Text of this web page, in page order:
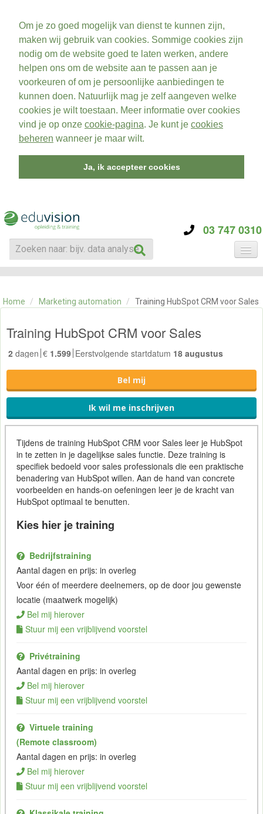
Om je zo goed mogelijk van dienst te kunnen zijn,
maken wij gebruik van cookies. Sommige cookies zijn
nodig om de website goed te laten werken, andere
helpen ons om de website aan te passen aan je
voorkeuren of om je persoonlijke aanbiedingen te
kunnen doen. Natuurlijk mag je zelf aangeven welke
cookies je wilt toestaan. Meer informatie over cookies
vind je op onze cookie-pagina. Je kunt je cookies
beheren wanneer je maar wilt.
Ja, ik accepteer cookies
03 747 0310
CATEGORIE
OVER ONS
SKILLS ALCHEMIST
Home / Marketing automation / Training HubSpot CRM voor Sales
Training HubSpot CRM voor Sales
2 dagen € 1.599 Eerstvolgende startdatum 18 augustus
Bel mij
Ik wil me inschrijven
Tijdens de training HubSpot CRM voor Salesleer je HubSpot
in te zetten in je dagelijkse sales functie. Deze training is
specifiek bedoeld voor sales professionals die een praktische
benadering van HubSpot willen. Aan de hand van concrete
voorbeelden en hands-on oefeningen leer je de kracht van
HubSpot optimaal te benutten.
Kies hier je training
Bedrijfstraining
Aantal dagen en prijs: in overleg
Voor één of meerdere deelnemers, op de door jou gewenste
locatie (maatwerk mogelijk)
Bel mij hierover
Stuur mij een vrijblijvend voorstel
Privétraining
Aantal dagen en prijs: in overleg
Bel mij hierover
Stuur mij een vrijblijvend voorstel
Virtuele training
(Remote classroom)
Aantal dagen en prijs: in overleg
Bel mij hierover
Stuur mij een vrijblijvend voorstel